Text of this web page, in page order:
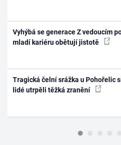
Vyhýbá se generace Z vedoucím
mladí kariéru obětují jistotě
Tragická čelní srážka u Pohořelic
lidé utrpěli těžká zranění